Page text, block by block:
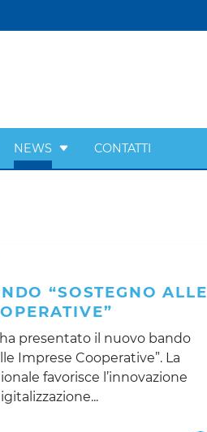
NEWS CONTATTI
“SOSTEGNO ALLE
presentato il nuovo bando
Imprese Cooperative”. La
favorisce l’innovazione